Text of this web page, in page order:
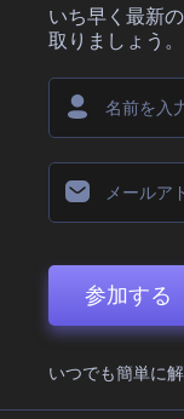
いち早く最新
取りましょう。
参加する
いつでも簡単に解